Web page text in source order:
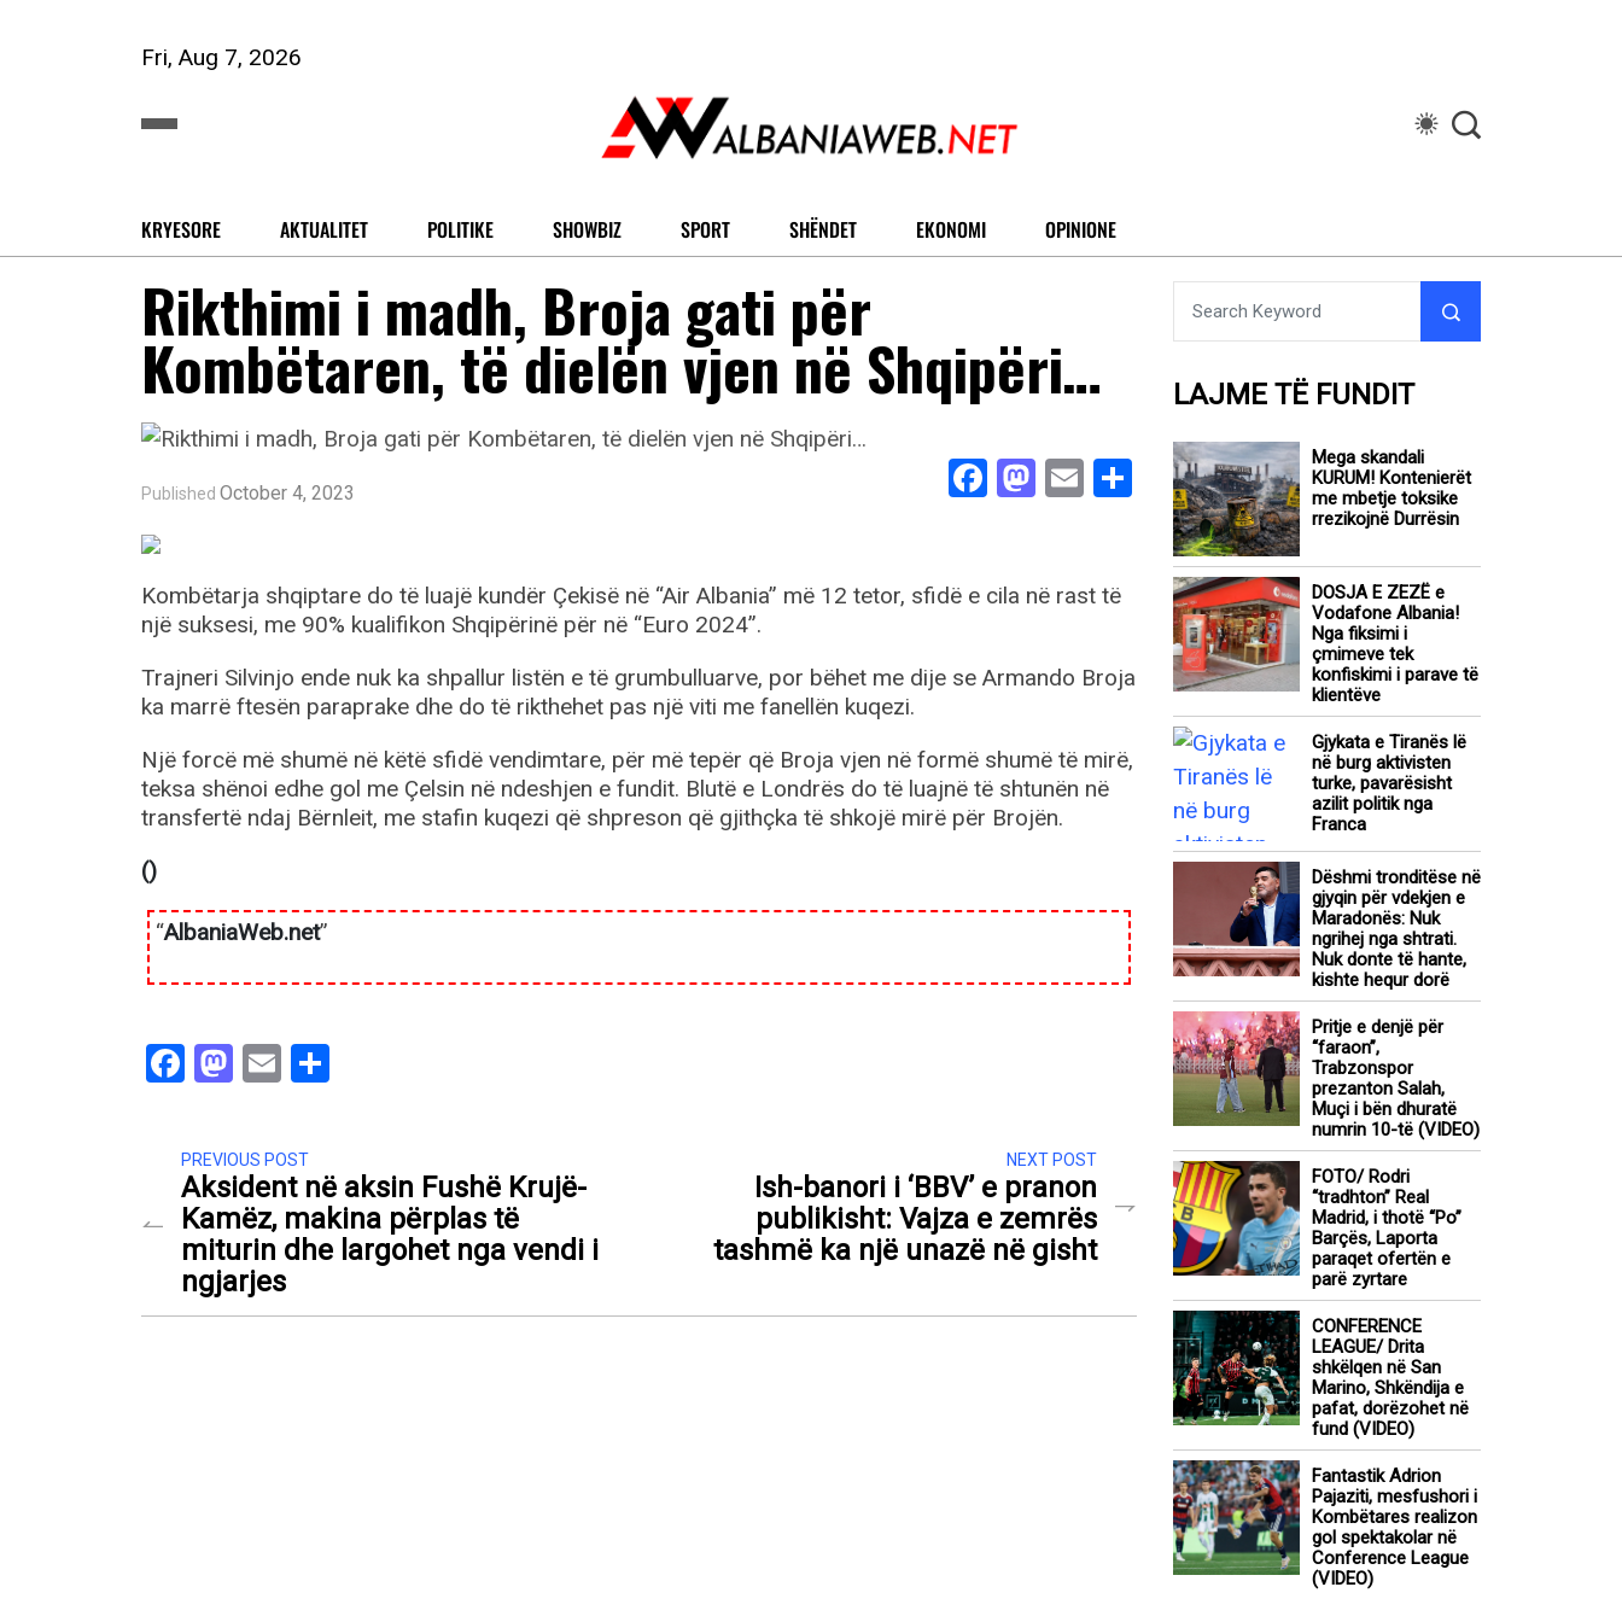
Fri, Aug 7, 2026
KRYESORE AKTUALITET POLITIKE SHOWBIZ SPORT SHËNDET EKONOMI OPINIONE
Rikthimi i madh, Broja gati për
Kombëtaren, të dielën vjen në Shqipëri…
Published October 4, 2023 Facebook
Mastodon
EmailShare
Kombëtarja shqiptare do të luajë kundër Çekisë në “Air Albania” më 12 tetor, sfidë e cila në rast të
një suksesi, me 90% kualifikon Shqipërinë për në “Euro 2024”.
Trajneri Silvinjo ende nuk ka shpallur listën e të grumbulluarve, por bëhet me dije se Armando Broja
ka marrë ftesën paraprake dhe do të rikthehet pas një viti me fanellën kuqezi.
Një forcë më shumë në këtë sfidë vendimtare, për më tepër që Broja vjen në formë shumë të mirë,
teksa shënoi edhe gol me Çelsin në ndeshjen e fundit. Blutë e Londrës do të luajnë të shtunën në
transfertë ndaj Bërnleit, me stafin kuqezi që shpreson që gjithçka të shkojë mirë për Brojën.
()
“AlbaniaWeb.net”
Facebook
Mastodon
Email
PREVIOUS POST
Aksident në aksin Fushë Krujë-
Kamëz, makina përplas të
miturin dhe largohet nga vendi i
ngjarjes
NEXT POST
Ish-banori i ‘BBV’ e pranon
publikisht: Vajza e zemrës
tashmë ka një unazë në gisht
LAJME TË FUNDIT
Mega skandali
KURUM! Kontenierët
me mbetje toksike
rrezikojnë Durrësin
DOSJA E ZEZË e
Vodafone Albania!
Nga fiksimi i
çmimeve tek
konfiskimi i parave të
klientëve
Gjykata e Tiranës lë
në burg aktivisten
turke, pavarësisht
azilit politik nga
Franca
Dëshmi tronditëse në
gjyqin për vdekjen e
Maradonës: Nuk
ngrihej nga shtrati.
Nuk donte të hante,
kishte hequr dorë
Pritje e denjë për
“faraon”,
Trabzonspor
prezanton Salah,
Muçi i bën dhuratë
numrin 10-të (VIDEO)
FOTO/ Rodri
“tradhton” Real
Madrid, i thotë “Po”
Barçës, Laporta
paraqet ofertën e
parë zyrtare
CONFERENCE
LEAGUE/ Drita
shkëlqen në San
Marino, Shkëndija e
pafat, dorëzohet në
fund (VIDEO)
Fantastik Adrion
Pajaziti, mesfushori i
Kombëtares realizon
gol spektakolar në
Conference League
(VIDEO)